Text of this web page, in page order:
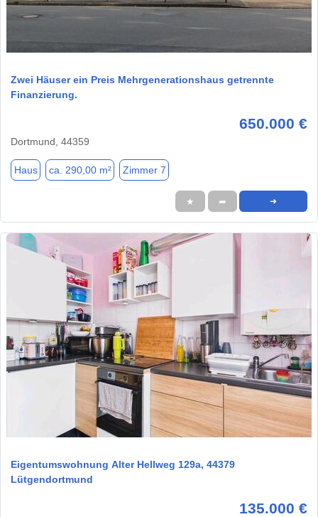
Zwei Häuser ein Preis Mehrgenerationshaus getrennte
Finanzierung.
650.000 €
Dortmund, 44359
Haus ca. 290,00 m² Zimmer 7
★ ➦ ➜
1 / 13
Eigentumswohnung Alter Hellweg 129a, 44379
Lütgendortmund
135.000 €